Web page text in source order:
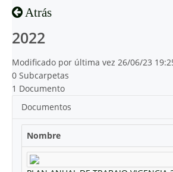
Atrás
2022
Modificado por última vez 26/06/23
0 Subcarpetas
1 Documento
Documentos
Nombre